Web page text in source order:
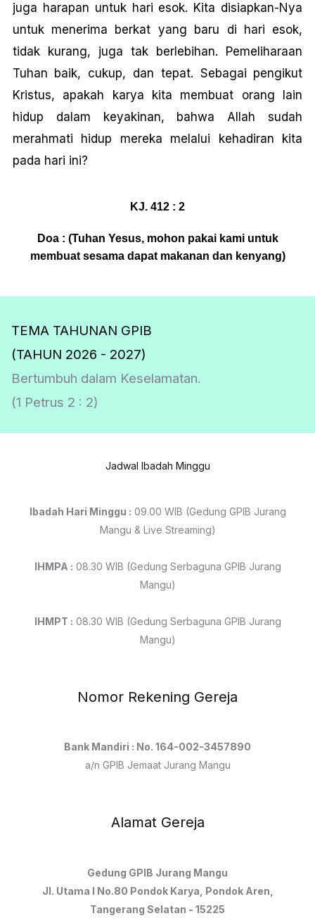
juga harapan untuk hari esok. Kita disiapkan-Nya
untuk menerima berkat yang baru di hari esok,
tidak kurang, juga tak berlebihan. Pemeliharaan
Tuhan baik, cukup, dan tepat. Sebagai pengikut
Kristus, apakah karya kita membuat orang Iain
hidup dalam keyakinan, bahwa Allah sudah
merahmati hidup mereka melalui kehadiran kita
pada hari ini?
KJ. 412 : 2
Doa : (Tuhan Yesus, mohon pakai kami untuk
membuat sesama dapat makanan dan kenyang)
TEMA TAHUNAN GPIB
(TAHUN 2026 - 2027)
Bertumbuh dalam Keselamatan.
(1 Petrus 2 : 2)
Jadwal Ibadah Minggu
Ibadah Hari Minggu : 09.00 WIB (Gedung GPIB Jurang
Mangu & Live Streaming)
IHMPA : 08.30 WIB (Gedung Serbaguna GPIB Jurang
Mangu)
IHMPT : 08.30 WIB (Gedung Serbaguna GPIB Jurang
Mangu)
Nomor Rekening Gereja
Bank Mandiri : No. 164-002-3457890
a/n GPIB Jemaat Jurang Mangu
Alamat Gereja
Gedung GPIB Jurang Mangu
Jl. Utama I No.80 Pondok Karya, Pondok Aren,
Tangerang Selatan - 15225